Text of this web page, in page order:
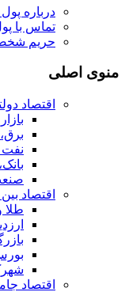
درباره
تماس با
حریم
منوی اصلی
اقتصاد
نفت
اقتصاد
طلا
اقتصاد